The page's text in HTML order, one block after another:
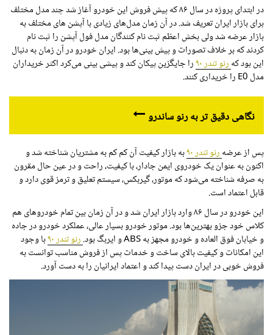
در ابتدای پروژه در سال ۸۶ که پیش فروش این خودرو آغاز شد چند مدل مختلف
برای بازار ایران تعریف شد. در آن زمان مدل‌های زیادی با آپشن های مختلف به
بازار عرضه شد ولی بخش اعظم ثبت نام کنندگان مدل فول آپشن را ثبت نام
کردند که بر خلاف تصورات و پیش بینی‌ها بود. ایران خودرو در آن زمان به دنبال
این بود کهرنو تندر ۹۰
را جایگزین پیکان کند و پیشی بینی می‌کرد اکثر خریداران
مدل
را خریداری کنند.
نگاهی دقیق تر به رنو ساندرو
پس از عرضهرنو تندر ۹۰
به بازار کیفیت آن کم کم به مشتریان شناخته شد و
اکنون به عنوان یک خودروی ایمن جادار، با کیفیت، راحت و در عین حال مقرون
به صرفه شناخته می‌شود که موتور، گیربکس، سیستم تعلیق و ترمز قوی دارد و
قابل اعتماد است.
این خودرو در سال ۸۶ وارد بازار ایران شد و در آن زمان بین تمام خودروهای هم
کلاس خود جزو بهترین‌ها بود. موتور خودرو بسیار عالی، عملکرد خودرو در جاده
و خیابان فوق العاده و خودرو مجهز به
و ایربگ بود.رنو تندر ۹۰
با وجود
این امکانات و کیفیت بالای ساخت و خدمات پس از فروش مناسب توانست به
فروش خوبی در ایران دست پیدا کند و اعتماد ایرانیان را به دست آورد.